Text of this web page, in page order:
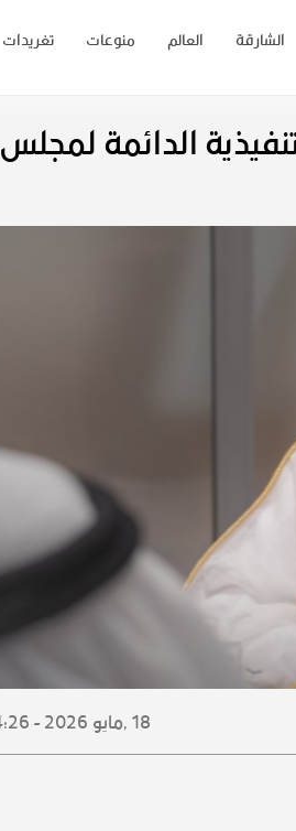
تغريدات منوعات العالم الشارقة
الدائمة لمجلس
18 , مايو 2026 - 14:26